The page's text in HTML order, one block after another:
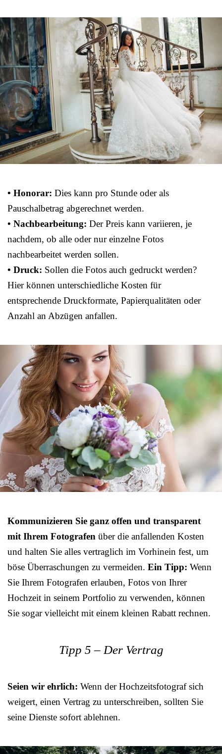
• Honorar: Dies kann pro Stunde oder als
Pauschalbetrag abgerechnet werden.
• Nachbearbeitung: Der Preis kann variieren, je
nachdem, ob alle oder nur einzelne Fotos
nachbearbeitet werden sollen.
• Druck: Sollen die Fotos auch gedruckt werden?
Hier können unterschiedliche Kosten für
entsprechende Druckformate, Papierqualitäten oder
Anzahl an Abzügen anfallen.
Kommunizieren Sie ganz offen und transparent
mit Ihrem Fotografen über die anfallenden Kosten
und halten Sie alles vertraglich im Vorhinein fest, um
böse Überraschungen zu vermeiden. Ein Tipp: Wenn
Sie Ihrem Fotografen erlauben, Fotos von Ihrer
Hochzeit in seinem Portfolio zu verwenden, können
Sie sogar vielleicht mit einem kleinen Rabatt rechnen.
Tipp 5 – Der Vertrag
Seien wir ehrlich: Wenn der Hochzeitsfotograf sich
weigert, einen Vertrag zu unterschreiben, sollten Sie
seine Dienste sofort ablehnen.